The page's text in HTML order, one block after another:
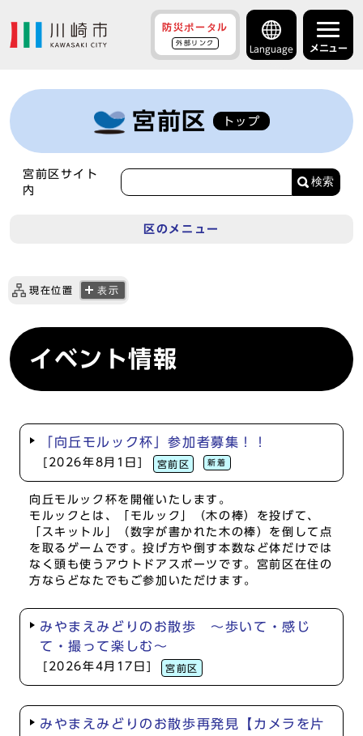
防災ポータル
外部リンク
Language メニュー
宮前区 トップ
宮前区サイト
内
検索
区のメニュー
現在位置 表示
イベント情報
「向丘モルック杯」参加者募集！！
[2026年8月1日] 宮前区 新着
向丘モルック杯を開催いたします。
モルックとは、「モルック」（木の棒）を投げて、
「スキットル」（数字が書かれた木の棒）を倒して点
を取るゲームです。投げ方や倒す本数など体だけでは
なく頭も使うアウトドアスポーツです。宮前区在住の
方ならどなたでもご参加いただけます。
みやまえみどりのお散歩 ～歩いて・感じ
て・撮って楽しむ～
[2026年4月17日] 宮前区
みやまえみどりのお散歩再発見【カメラを片